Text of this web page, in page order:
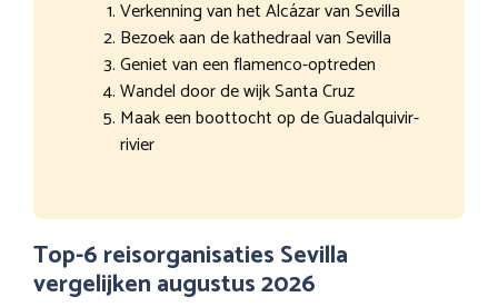
Verkenning van het Alcázar van Sevilla
Bezoek aan de kathedraal van Sevilla
Geniet van een flamenco-optreden
Wandel door de wijk Santa Cruz
Maak een boottocht op de Guadalquivir-
rivier
Top-6 reisorganisaties Sevilla
vergelijken augustus 2026